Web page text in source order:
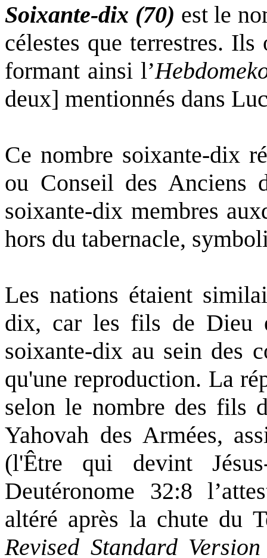
Soixante-dix (70) est le
célestes que terrestres.
formant ainsi l’
deux] mentionnés dans
Ce nombre soixante-dix
ou Conseil des Anciens
soixante-dix membres
hors du tabernacle,
Les nations étaient
dix, car les fils de Dieu
soixante-dix au sein des
qu'une reproduction. La
selon le nombre des fils
Yahovah des Armées,
(l'Être qui devint
Deutéronome 32:8
altéré après la chute du
Revised Standard Version